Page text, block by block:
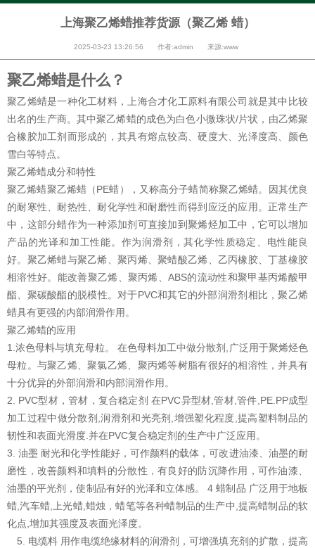
上海聚乙烯蜡推荐货源（聚乙烯 蜡）
2025-03-23 13:26:56 作者:admin 来源:www
聚乙烯蜡是什么？
聚乙烯蜡是一种化工材料，上海合才化工原料有限公司就是其中比较
出名的生产商。其中聚乙烯蜡的成色为白色小微珠状/片状，由乙烯聚
合橡胶加工剂而形成的，其具有熔点较高、硬度大、光泽度高、颜色
雪白等特点。
聚乙烯蜡成分和特性
聚乙烯蜡聚乙烯蜡（PE蜡），又称高分子蜡简称聚乙烯蜡。因其优良
的耐寒性、耐热性、耐化学性和耐磨性而得到应泛的应用。正常生产
中，这部分蜡作为一种添加剂可直接加到聚烯烃加工中，它可以增加
产品的光译和加工性能。作为润滑剂，其化学性质稳定、电性能良
好。聚乙烯蜡与聚乙烯、聚丙烯、聚蜡酸乙烯、乙丙橡胶、丁基橡胶
相溶性好。能改善聚乙烯、聚丙烯、ABS的流动性和聚甲基丙烯酸甲
酯、聚碳酸酯的脱模性。对于PVC和其它的外部润滑剂相比，聚乙烯
蜡具有更强的内部润滑作用。
聚乙烯蜡的应用
1.浓色母料与填充母粒。 在色母料加工中做分散剂,广泛用于聚烯烃色
母粒。与聚乙烯、聚氯乙烯、聚丙烯等树脂有很好的相溶性，并具有
十分优异的外部润滑和内部润滑作用。
2. PVC型材，管材，复合稳定剂 在PVC异型材,管材,管件,PE.PP成型
加工过程中做分散剂,润滑剂和光亮剂,增强塑化程度,提高塑料制品的
韧性和表面光滑度.并在PVC复合稳定剂的生产中广泛应用。
3. 油墨 耐光和化学性能好，可作颜料的载体，可改进油漆、油墨的耐
磨性，改善颜料和填料的分散性，有良好的防沉降作用，可作油漆、
油墨的平光剂，使制品有好的光泽和立体感。 4 蜡制品 广泛用于地板
蜡,汽车蜡,上光蜡,蜡烛，蜡笔等各种蜡制品的生产中,提高蜡制品的软
化点,增加其强度及表面光泽度。
5. 电缆料 用作电缆绝缘材料的润滑剂，可增强填充剂的扩散，提高